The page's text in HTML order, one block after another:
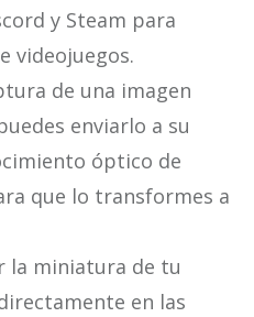
y Steam para
videojuegos.
de una imagen
enviarlo a su
óptico de
que lo transformes a
la miniatura de tu
en las